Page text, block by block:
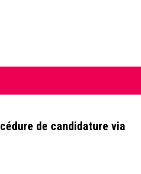
de candidature via